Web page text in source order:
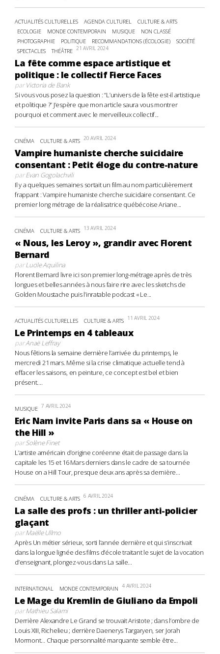
ACTUALITÉS CULTURELLES AGENDA CULTUREL
CULTURE & ARTS
ECOLOGIE
MONDE CONTEMPORAIN MUSIQUE
NON CLASSÉ
PHOTOGRAPHIE
POLITIQUE RECOMMANDATIONS (ÉCOLOGIE)
SOCIÉTÉ
SPECTACLES
THÉÂTRE 21 AVRIL 2024
La fête comme espace artistique et
politique : le collectif Fierce Faces
parVictoria de Bank
Si vous vous posez la question : “L’univers de la fête est-il artistique
et politique ?” J’espère que mon article saura vous montrer
pourquoi et comment avec le merveilleux collectif...
CINÉMA CULTURE & ARTS 20 AVRIL 2024
Vampire humaniste cherche suicidaire
consentant : Petit éloge du contre-nature
parEvan Gogolachvili
Il y a quelques semaines sortait un film au nom particulièrement
frappant : Vampire humaniste cherche suicidaire consentant. Ce
premier long métrage de la réalisatrice québécoise Ariane...
CINÉMA CULTURE & ARTS 13 AVRIL 2024
« Nous, les Leroy », grandir avec Florent
Bernard
parLucile Aquilina
Florent Bernard livre ici son premier long-métrage après de très
longues et belles années à nous faire rire avec les sketchs de
Golden Moustache puis l’inratable podcast « Le...
ACTUALITÉS CULTURELLES CULTURE & ARTS 11 AVRIL 2024
Le Printemps en 4 tableaux
parAnaë Leffray
Nous fêtions la semaine dernière l’arrivée du printemps, le
mercredi 21 mars. Même si la crise climatique actuelle tend à
effacer les saisons, en peinture, ce concept est bel et bien
présent....
MUSIQUE 7 AVRIL 2024
Eric Nam invite Paris dans sa « House on
the Hill »
parSolène Finet
L’artiste américain d’origine coréenne était de passage dans la
capitale les 15 et 16 Mars derniers dans le cadre de sa tournée
House on a Hill Tour, presque deux ans après sa dernière...
CINÉMA CULTURE & ARTS 6 AVRIL 2024
La salle des profs : un thriller anti-policier
glaçant
parMaëlle Ullmo
Après Un métier sérieux, sorti l’année dernière et qui s’inscrivait
dans la longue lignée des films d’école traitant le sujet de la vocation
d’enseignant, plongez-vous dans La salle...
INTERNATIONAL MONDE CONTEMPORAIN 4 AVRIL 2024
Le Mage du Kremlin de Giuliano da Empoli
parMathieu Salami
Derrière Alexandre Le Grand se trouvait Aristote ; dans l’ombre de
Louis XIII, Richelieu ; derrière Daenerys Targaryen, ser Jorah
Mormont… Chaque personnalité marquante semble être...